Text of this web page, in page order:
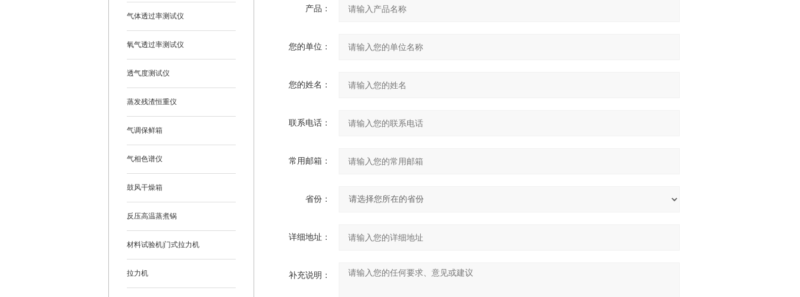
气体透过率测试仪
氧气透过率测试仪
透气度测试仪
蒸发残渣恒重仪
气调保鲜箱
气相色谱仪
鼓风干燥箱
反压高温蒸煮锅
材料试验机|门式拉力机
拉力机
产品：
您的单位：
您的姓名：
联系电话：
常用邮箱：
省份：
详细地址：
补充说明：